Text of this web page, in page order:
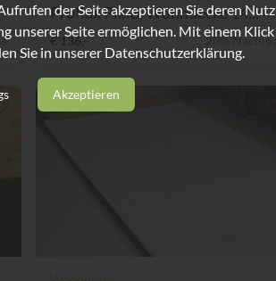
Proflax Plaid, Wohndecke 14...
€ 136,- 20%
der Seite akzeptieren Sie deren
Seite ermöglichen. Mit einem Klick
Sie in unserer Datenschutzerklärung.
Akzeptieren